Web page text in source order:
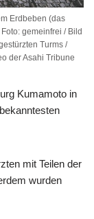
Erdbeben (das
gemeinfrei / Bild
Turms /
der Asahi Tribune
Kumamoto in
mit Teilen der
wurden